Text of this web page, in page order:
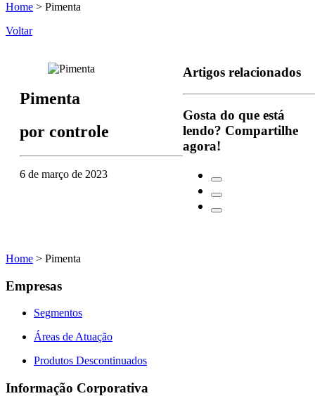
Home > Pimenta
Voltar
Pimenta
por controle
6 de março de 2023
Artigos relacionados
Gosta do que está
lendo? Compartilhe
agora!
Home > Pimenta
Empresas
Segmentos
Áreas de Atuação
Produtos Descontinuados
Informação Corporativa